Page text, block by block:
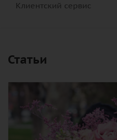
Клиентский сервис
Статьи